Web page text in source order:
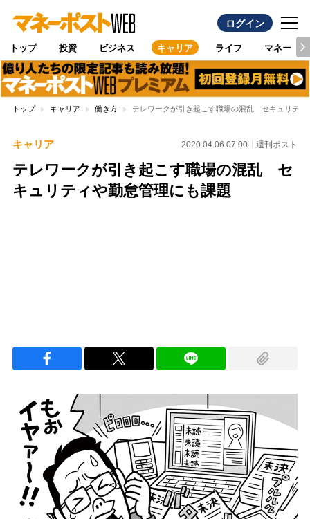
ログイン
トップ 投資 ビジネス キャリア ライフ マネー
トップ キャリア 働き方 テレワークが引き起こす職場の混乱 セキュリティ
キャリア 2020.04.06 07:00 週刊ポスト
テレワークが引き起こす職場の混乱 セ
キュリティや勤怠管理にも課題